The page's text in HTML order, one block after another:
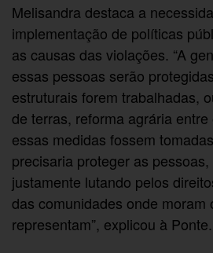
Melisandra destaca a
implementação de políticas
as causas das violações. “A
essas pessoas serão
estruturais forem trabalhadas,
de terras, reforma agrária
essas medidas fossem
precisaria proteger as
justamente lutando pelos
das comunidades onde moram
representam”, explicou à Ponte.